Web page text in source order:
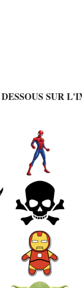
SUR